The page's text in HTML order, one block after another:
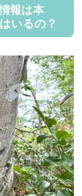
報は本
いるの？